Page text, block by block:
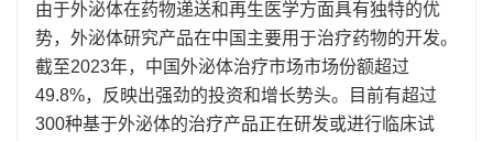
由于外泌体在药物递送和再生医学方面具有独特的优
势，外泌体研究产品在中国主要用于治疗药物的开发。
截至2023年，中国外泌体治疗市场市场份额超过
49.8%，反映出强劲的投资和增长势头。目前有超过
300种基于外泌体的治疗产品正在研发或进行临床试